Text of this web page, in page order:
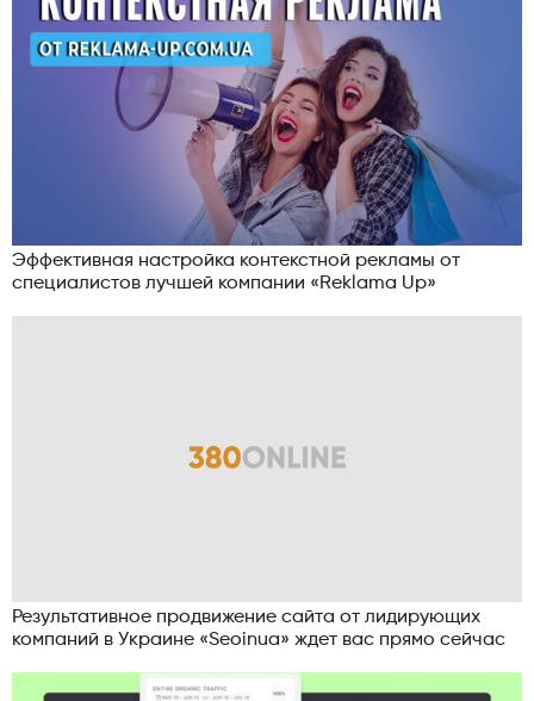
Эффективная настройка контекстной рекламы от
специалистов лучшей компании «Reklama Up»
Результативное продвижение сайта от лидирующих
компаний в Украине «Seoinua» ждет вас прямо сейчас